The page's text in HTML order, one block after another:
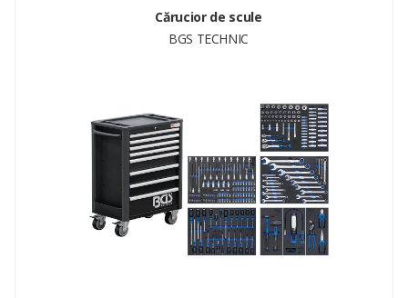
Cărucior de scule
BGS TECHNIC